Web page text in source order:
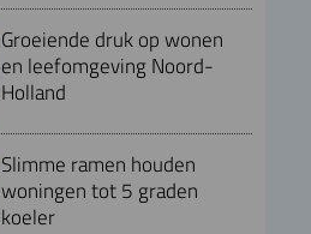
Groeiende druk op wonen
en leefomgeving Noord-
Holland
Slimme ramen houden
woningen tot 5 graden
koeler